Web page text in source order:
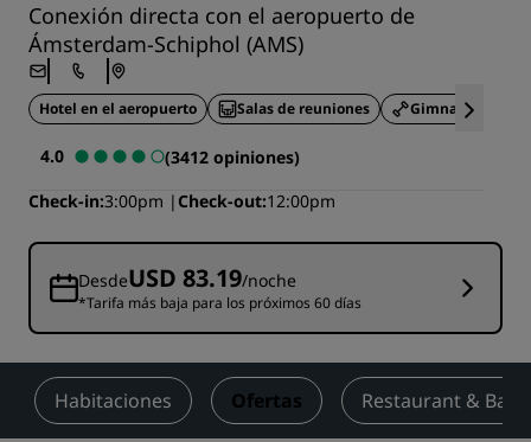
Conexión directa con el aeropuerto de
Ámsterdam-Schiphol (AMS)
Hotel en el aeropuerto Salas de reuniones Gimnasio
4.0
(3412 opiniones)
Check-in 3:00pm Check-out 12:00pm
DesdeUSD 83.19/noche
*Tarifa más baja para los próximos 60 días
Habitaciones Ofertas Restaurant & Bar